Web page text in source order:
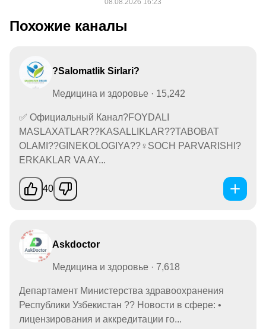
Похожие каналы
?Salomatlik Sirlari?
Медицина и здоровье · 15,242
✅ Официальный Канал?FOYDALI
MASLAXATLAR??KASALLIKLAR??TABOBAT
OLAMI??GINEKOLOGIYA??‍♀️SOCH PARVARISHI?
ERKAKLAR VA AY...
40
Askdoctor
Медицина и здоровье · 7,618
Департамент Министерства здравоохранения
Республики Узбекистан ?? Новости в сфере: •
лицензирования и аккредитации го...